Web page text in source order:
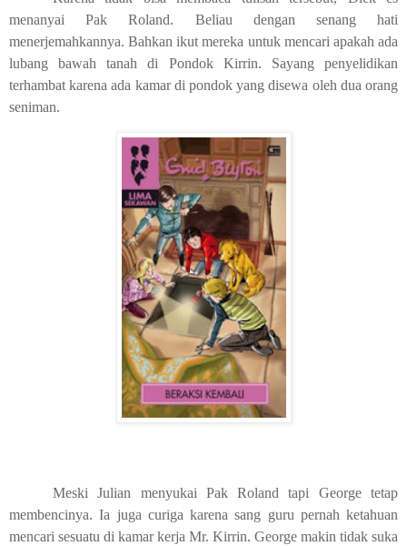
menanyai Pak Roland. Beliau dengan senang hati
menerjemahkannya. Bahkan ikut mereka untuk mencari apakah ada
lubang bawah tanah di Pondok Kirrin. Sayang penyelidikan
terhambat karena ada kamar di pondok yang disewa oleh dua orang
seniman.
Meski Julian menyukai Pak Roland tapi George tetap
membencinya. Ia juga curiga karena sang guru pernah ketahuan
mencari sesuatu di kamar kerja Mr. Kirrin. George makin tidak suka